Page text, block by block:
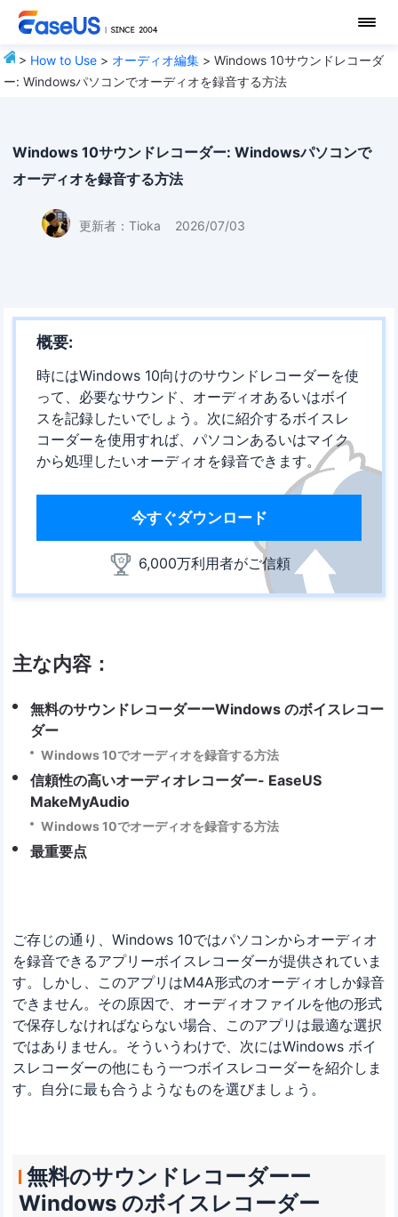
> How to Use > オーディオ編集 > Windows 10サウンドレコーダ
ー: Windowsパソコンでオーディオを録音する方法
Windows 10サウンドレコーダー: Windowsパソコンで
オーディオを録音する方法
更新者： Tioka 2026/07/03
概要:
時にはWindows 10向けのサウンドレコーダーを使
って、必要なサウンド、オーディオあるいはボイ
スを記録したいでしょう。次に紹介するボイスレ
コーダーを使用すれば、パソコンあるいはマイク
から処理したいオーディオを録音できます。
今すぐダウンロード
6,000万利用者がご信頼
主な内容：
無料のサウンドレコーダーーWindows のボイスレコー
ダー
Windows 10でオーディオを録音する方法
信頼性の高いオーディオレコーダー- EaseUS
MakeMyAudio
Windows 10でオーディオを録音する方法
最重要点
ご存じの通り、Windows 10ではパソコンからオーディオ
を録音できるアプリーボイスレコーダーが提供されていま
す。しかし、このアプリはM4A形式のオーディオしか録音
できません。その原因で、オーディオファイルを他の形式
で保存しなければならない場合、このアプリは最適な選択
ではありません。そういうわけで、次にはWindows ボイ
スレコーダーの他にもう一つボイスレコーダーを紹介しま
す。自分に最も合うようなものを選びましょう。
無料のサウンドレコーダーー
Windows のボイスレコーダー